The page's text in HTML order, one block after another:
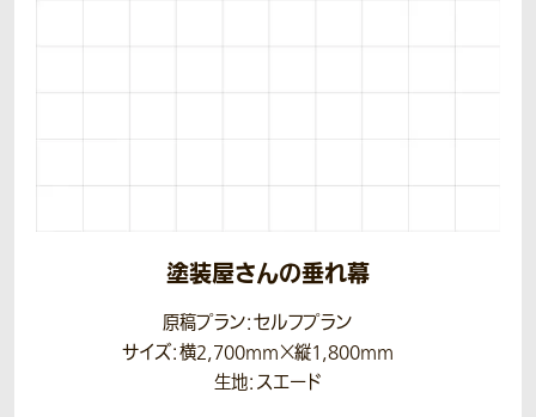
塗装屋さんの垂れ幕
原稿プラン：セルフプラン
サイズ：横2,700mm×縦1,800mm
生地：スエード